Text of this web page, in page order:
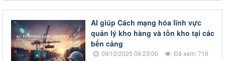
AI giúp Cách mạng hóa lĩnh vực
quản lý kho hàng và tồn kho tại các
bến cảng
09/12/2025 09:23:00 Đã xem: 719